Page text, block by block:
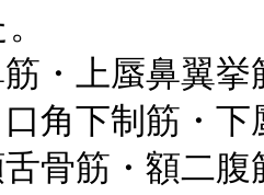
・上蜃鼻翼挙
角下制筋・
骨筋・額二